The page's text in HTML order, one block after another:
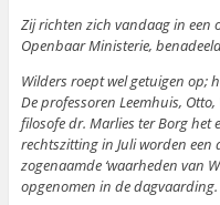
Zij richten zich vandaag in een
Openbaar Ministerie,
Wilders roept wel getuigen op;
De professoren Leemhuis,
filosofe dr. Marlies ter Borg het
rechtszitting in Juli worden een
zogenaamde ‘waarheden van
opgenomen in de